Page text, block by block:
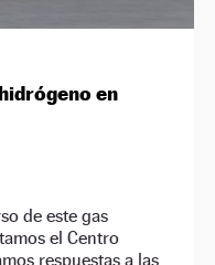
en
de este gas
el Centro
respuestas a las